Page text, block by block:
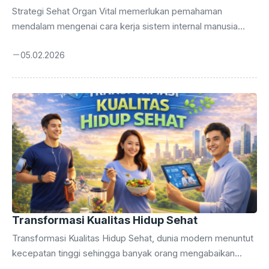
Strategi Sehat Organ Vital memerlukan pemahaman
mendalam mengenai cara kerja sistem internal manusia
agar kualitas hidup tetap terjaga hingga masa tua nanti.
mendetail setiap saat. Banyak orang mengabaikan sinyal
kecil dari tubuh sampai masalah besar muncul dan
mengganggu aktivitas harian mereka. Kesadaran dini
merupakan kunci utama dalam mencegah kerusakan
permanen pada organ-organ yang sangat penting bagi
kehidupan kita. Pengalaman ...
05.02.2026
Transformasi Kualitas Hidup Sehat
Transformasi Kualitas Hidup Sehat, dunia modern menuntut
kecepatan tinggi sehingga banyak orang mengabaikan